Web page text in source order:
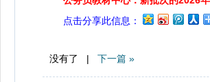
点击分享此信息：
没有了 | 下一篇 »